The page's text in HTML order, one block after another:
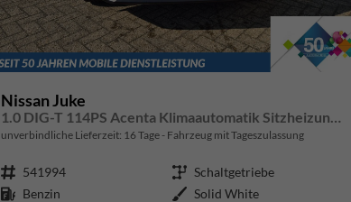
Nissan Juke
1.0 DIG-T 114PS Acenta Klimaautomatik Sitzheizung Rückf.Kamera Bluetooth Touchscreen wireless Apple CarPlay Android Auto
unverbindliche Lieferzeit: 16 Tage Fahrzeug mit Tageszulassung
Fahrzeugnr. 541994 Getriebe Schaltgetriebe
Kraftstoff Benzin Außenfarbe Solid White